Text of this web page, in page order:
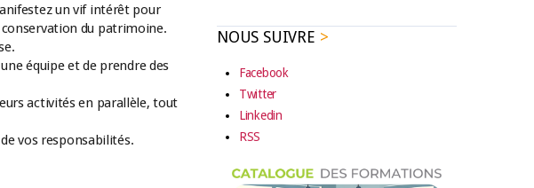
un vif intérêt pour
conservation du patrimoine.
équipe et de prendre des
activités en parallèle, tout
vos responsabilités.
NOUS SUIVRE
Facebook
Twitter
Linkedin
RSS